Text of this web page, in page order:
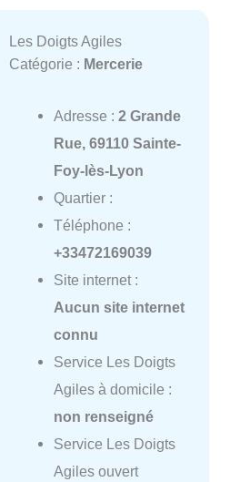
Les Doigts Agiles
Catégorie : Mercerie
Adresse : 2 Grande
Rue, 69110 Sainte-
Foy-lès-Lyon
Quartier :
Téléphone :
+33472169039
Site internet :
Aucun site internet
connu
Service Les Doigts
Agiles à domicile :
non renseigné
Service Les Doigts
Agiles ouvert